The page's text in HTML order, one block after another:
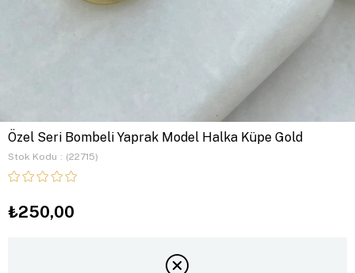
Özel Seri Bombeli Yaprak Model Halka Küpe Gold
Stok Kodu (22715)
₺250,00